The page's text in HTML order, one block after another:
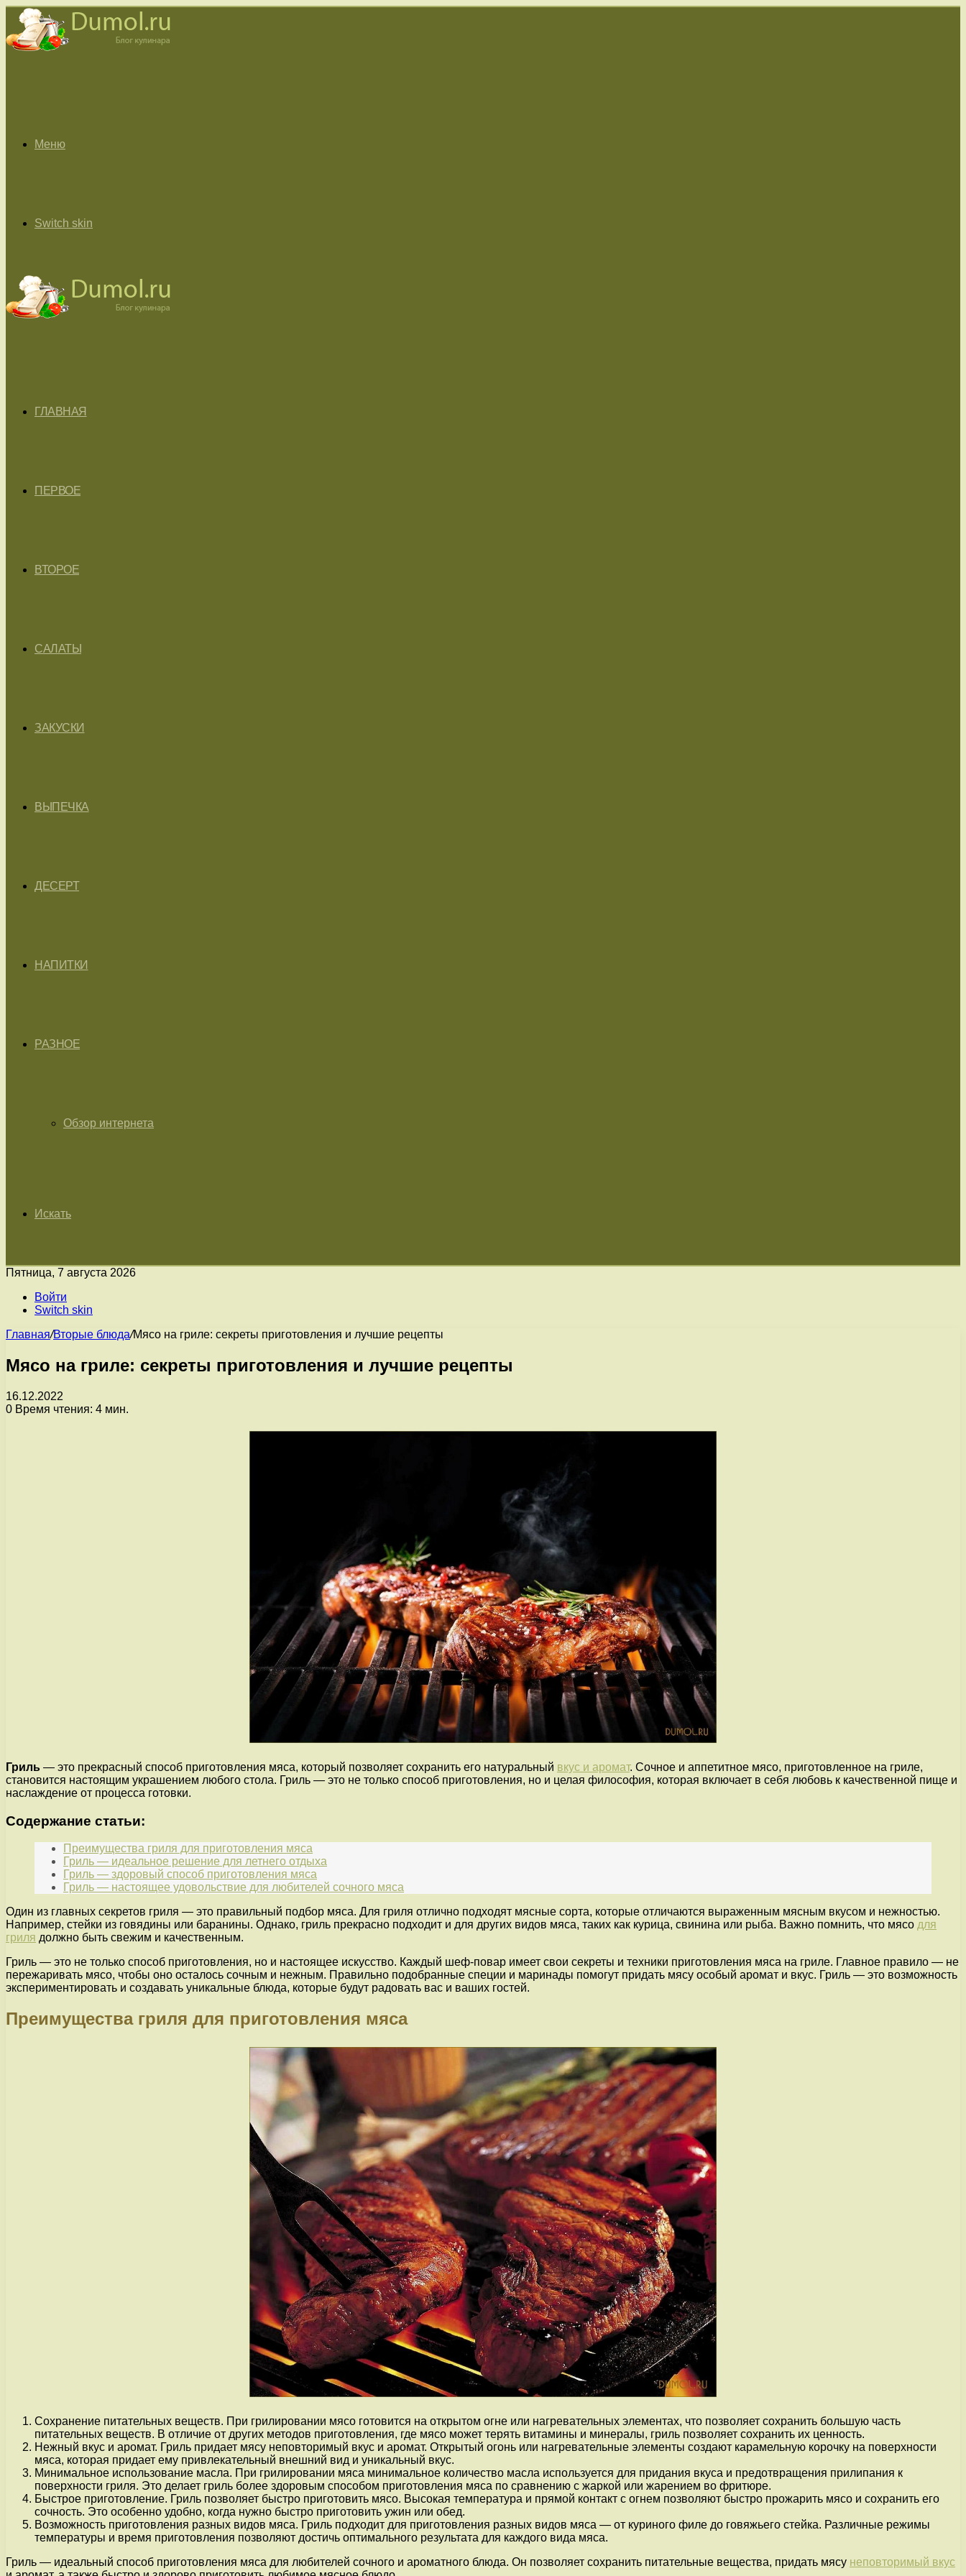
Меню
Switch skin
ГЛАВНАЯ
ПЕРВОЕ
ВТОРОЕ
САЛАТЫ
ЗАКУСКИ
ВЫПЕЧКА
ДЕСЕРТ
НАПИТКИ
РАЗНОЕ
Обзор интернета
Искать
Пятница, 7 августа 2026
Войти
Switch skin
Главная/Вторые блюда/Мясо на гриле: секреты приготовления и лучшие рецепты
Мясо на гриле: секреты приготовления и лучшие рецепты
16.12.2022
0 Время чтения: 4 мин.
Гриль — это прекрасный способ приготовления мяса, который позволяет сохранить его натуральный вкус и аромат. Сочное и аппетитное мясо, приготовленное на гриле,
становится настоящим украшением любого стола. Гриль — это не только способ приготовления, но и целая философия, которая включает в себя любовь к качественной пище и
наслаждение от процесса готовки.
Содержание статьи:
Преимущества гриля для приготовления мяса
Гриль — идеальное решение для летнего отдыха
Гриль — здоровый способ приготовления мяса
Гриль — настоящее удовольствие для любителей сочного мяса
Один из главных секретов гриля — это правильный подбор мяса. Для гриля отлично подходят мясные сорта, которые отличаются выраженным мясным вкусом и нежностью.
Например, стейки из говядины или баранины. Однако, гриль прекрасно подходит и для других видов мяса, таких как курица, свинина или рыба. Важно помнить, что мясо для
гриля должно быть свежим и качественным.
Гриль — это не только способ приготовления, но и настоящее искусство. Каждый шеф-повар имеет свои секреты и техники приготовления мяса на гриле. Главное правило — не
пережаривать мясо, чтобы оно осталось сочным и нежным. Правильно подобранные специи и маринады помогут придать мясу особый аромат и вкус. Гриль — это возможность
экспериментировать и создавать уникальные блюда, которые будут радовать вас и ваших гостей.
Преимущества гриля для приготовления мяса
Сохранение питательных веществ. При грилировании мясо готовится на открытом огне или нагревательных элементах, что позволяет сохранить большую часть
питательных веществ. В отличие от других методов приготовления, где мясо может терять витамины и минералы, гриль позволяет сохранить их ценность.
Нежный вкус и аромат. Гриль придает мясу неповторимый вкус и аромат. Открытый огонь или нагревательные элементы создают карамельную корочку на поверхности
мяса, которая придает ему привлекательный внешний вид и уникальный вкус.
Минимальное использование масла. При грилировании мяса минимальное количество масла используется для придания вкуса и предотвращения прилипания к
поверхности гриля. Это делает гриль более здоровым способом приготовления мяса по сравнению с жаркой или жарением во фритюре.
Быстрое приготовление. Гриль позволяет быстро приготовить мясо. Высокая температура и прямой контакт с огнем позволяют быстро прожарить мясо и сохранить его
сочность. Это особенно удобно, когда нужно быстро приготовить ужин или обед.
Возможность приготовления разных видов мяса. Гриль подходит для приготовления разных видов мяса — от куриного филе до говяжьего стейка. Различные режимы
температуры и время приготовления позволяют достичь оптимального результата для каждого вида мяса.
Гриль — идеальный способ приготовления мяса для любителей сочного и ароматного блюда. Он позволяет сохранить питательные вещества, придать мясу неповторимый вкус